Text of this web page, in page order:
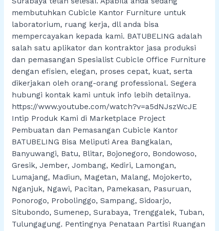
membutuhkan Cubicle Kantor Furniture untuk
laboratorium, ruang kerja, dll anda bisa
mempercayakan kepada kami. BATUBELING adalah
salah satu aplikator dan kontraktor jasa produksi
dan pemasangan Spesialist Cubicle Office Furniture
dengan efisien, elegan, proses cepat, kuat, serta
dikerjakan oleh orang-orang professional. Segera
hubungi kontak kami untuk info lebih detailnya.
https://www.youtube.com/watch?v=a5dNJszWcJE
Intip Produk Kami di Marketplace Project
Pembuatan dan Pemasangan Cubicle Kantor
BATUBELING Bisa Meliputi Area Bangkalan,
Banyuwangi, Batu, Blitar, Bojonegoro, Bondowoso,
Gresik, Jember, Jombang, Kediri, Lamongan,
Lumajang, Madiun, Magetan, Malang, Mojokerto,
Nganjuk, Ngawi, Pacitan, Pamekasan, Pasuruan,
Ponorogo, Probolinggo, Sampang, Sidoarjo,
Situbondo, Sumenep, Surabaya, Trenggalek, Tuban,
Tulungagung. Pentingnya Penataan Partisi Ruangan
Surabaya